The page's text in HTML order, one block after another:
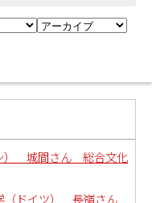
） 城間さん 総合文化
（ドイツ） 長嶺さん